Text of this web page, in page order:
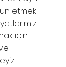
etmek
için